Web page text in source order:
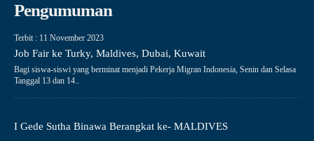
Pengumuman
Terbit : 11 November 2023
Job Fair ke Turky, Maldives, Dubai, Kuwait
Bagi siswa-siswi yang berminat menjadi Pekerja Migran Indonesia, Senin dan Selasa
Tanggal 13 dan 14..
I Gede Sutha Binawa Berangkat ke- MALDIVES